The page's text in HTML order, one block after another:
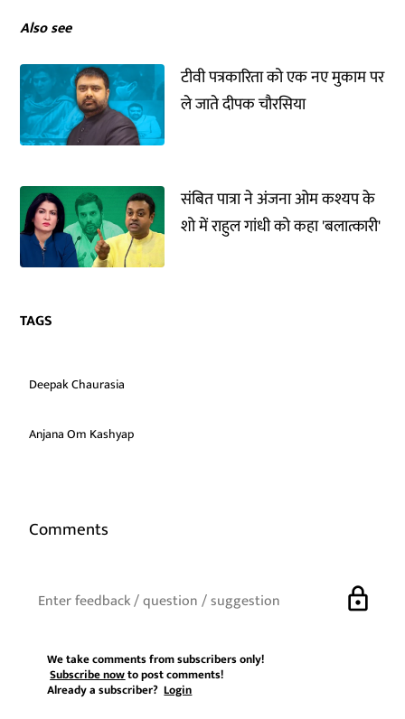
Also see
टीवी पत्रकारिता को एक नए मुकाम पर
ले जाते दीपक चौरसिया
संबित पात्रा ने अंजना ओम कश्यप के
शो में राहुल गांधी को कहा 'बलात्कारी'
TAGS
Deepak Chaurasia
Anjana Om Kashyap
Comments
lock
We take comments from subscribers only!
Subscribe nowto post comments!
Already a subscriber?Login